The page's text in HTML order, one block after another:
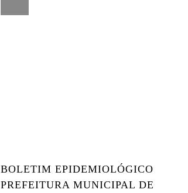
BOLETIM EPIDEMIOLÓGICO
PREFEITURA MUNICIPAL DE